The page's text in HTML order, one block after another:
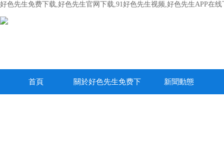
好色先生免费下载,好色先生官网下载,91好色先生视频,好色先生APP在线
首頁 關於好色先生免费下 新聞動態